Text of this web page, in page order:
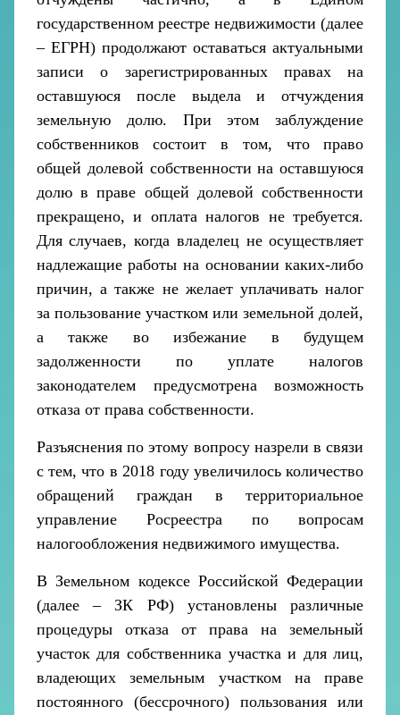
государственном реестре недвижимости (далее
– ЕГРН) продолжают оставаться актуальными
записи о зарегистрированных правах на
оставшуюся после выдела и отчуждения
земельную долю. При этом заблуждение
собственников состоит в том, что право
общей долевой собственности на оставшуюся
долю в праве общей долевой собственности
прекращено, и оплата налогов не требуется.
Для случаев, когда владелец не осуществляет
надлежащие работы на основании каких-либо
причин, а также не желает уплачивать налог
за пользование участком или земельной долей,
а также во избежание в будущем
задолженности по уплате налогов
законодателем предусмотрена возможность
отказа от права собственности.
Разъяснения по этому вопросу назрели в связи
с тем, что в 2018 году увеличилось количество
обращений граждан в территориальное
управление Росреестра по вопросам
налогообложения недвижимого имущества.
В Земельном кодексе Российской Федерации
(далее – ЗК РФ) установлены различные
процедуры отказа от права на земельный
участок для собственника участка и для лиц,
владеющих земельным участком на праве
постоянного (бессрочного) пользования или